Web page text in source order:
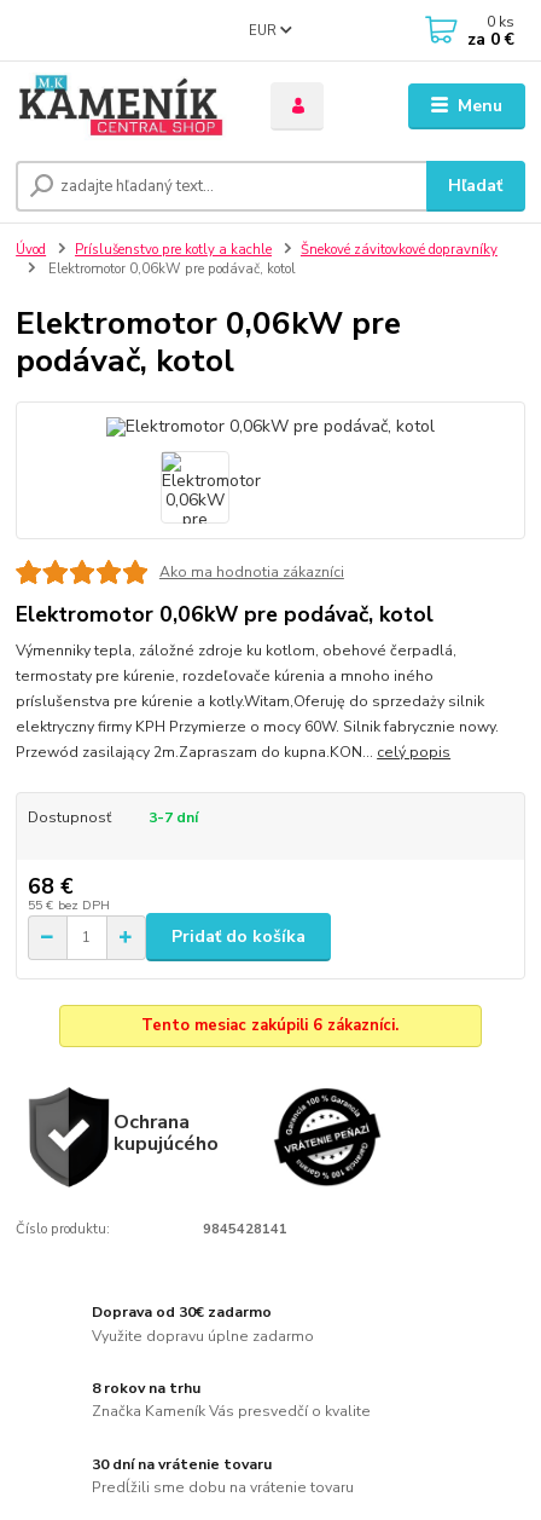
Menu
EUR
Hľadať
0 ks
za 0 €
Úvod Príslušenstvo pre kotly a kachle
Šnekové závitovkové dopravníky
Elektromotor 0,06kW pre podávač, kotol
Elektromotor 0,06kW pre
podávač, kotol
Ako ma hodnotia zákazníci
Elektromotor 0,06kW pre podávač, kotol
Výmenniky tepla, záložné zdroje ku kotlom, obehové čerpadlá,
termostaty pre kúrenie, rozdeľovače kúrenia a mnoho iného
príslušenstva pre kúrenie a kotly.Witam,Oferuję do sprzedaży silnik
elektryczny firmy KPH Przymierze o mocy 60W. Silnik fabrycznie nowy.
Przewód zasilający 2m.Zapraszam do kupna.KON... celý popis
Dostupnosť 3-7 dní
68 €
55 € bez DPH
Pridať do košíka
Tento mesiac zakúpili 6 zákazníci.
Ochrana
kupujúcého
Číslo produktu: 9845428141
Doprava od 30€ zadarmo
Využite dopravu úplne zadarmo
8 rokov na trhu
Značka Kameník Vás presvedčí o kvalite
30 dní na vrátenie tovaru
Predĺžili sme dobu na vrátenie tovaru